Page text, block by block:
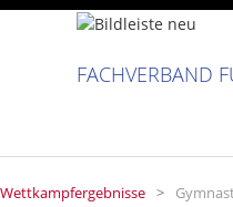
FACHVERBAND
Wettkampfergebnisse >